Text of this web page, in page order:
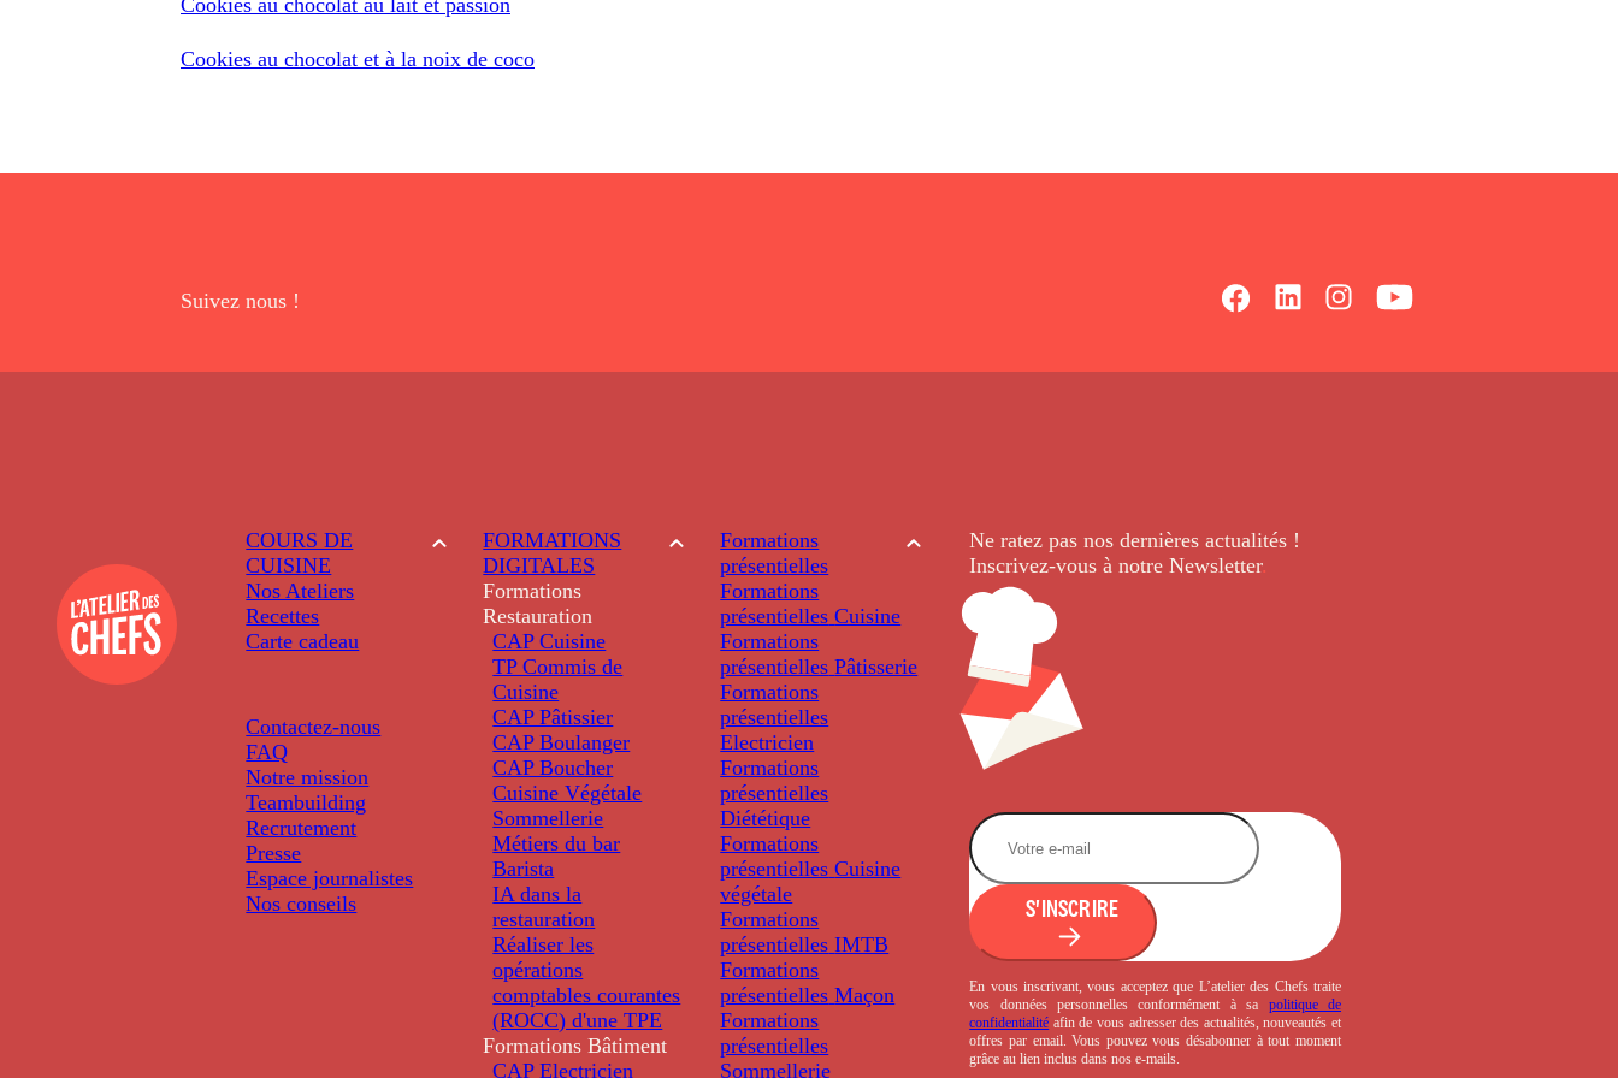
Cookies au chocolat et à la noix de coco
Suivez nous !
COURS DE
CUISINE
Nos Ateliers
Recettes
Carte cadeau
Contactez-nous
FAQ
Notre mission
Teambuilding
Recrutement
Presse
Espace journalistes
Nos conseils
FORMATIONS
DIGITALES
Formations
Restauration
CAP Cuisine
TP Commis de
Cuisine
CAP Pâtissier
CAP Boulanger
CAP Boucher
Cuisine Végétale
Sommellerie
Métiers du bar
Barista
IA dans la
restauration
Réaliser les
opérations
comptables courantes
(ROCC) d'une TPE
Formations Bâtiment
CAP Electricien
Formations
présentielles
Formations
présentielles Cuisine
Formations
présentielles Pâtisserie
Formations
présentielles
Electricien
Formations
présentielles
Diététique
Formations
présentielles Cuisine
végétale
Formations
présentielles IMTB
Formations
présentielles Maçon
Formations
présentielles
Sommellerie
Ne ratez pas nos dernièresactualités !
Inscrivez-vous à notre Newsletter.
S'INSCRIRE
En vous inscrivant, vous acceptez que L’atelier des Chefs traite
vos données personnelles conformément à sa politique de
confidentialité afin de vous adresser des actualités, nouveautés et
offres par email. Vous pouvez vous désabonner à tout moment
grâce au lien inclus dans nos e-mails.